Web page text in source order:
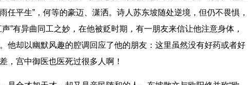
任平生”，何等的豪迈、潇洒。诗人苏东坡随处逆境，但仍不畏惧，
”有异曲同工之妙，在他被贬时期，有一朋友来信让他注意身体，
他却以幽默风趣的腔调回应了他的朋友：这里虽然没有好药或者好
，宫中御医也医死过很多人啊！